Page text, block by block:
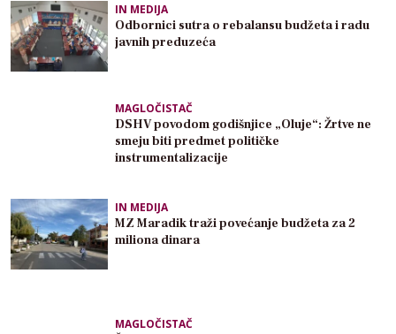
IN MEDIJA
Odbornici sutra o rebalansu budžeta i radu
javnih preduzeća
MAGLOČISTAČ
DSHV povodom godišnjice „Oluje“: Žrtve ne
smeju biti predmet političke
instrumentalizacije
IN MEDIJA
MZ Maradik traži povećanje budžeta za 2
miliona dinara
MAGLOČISTAČ